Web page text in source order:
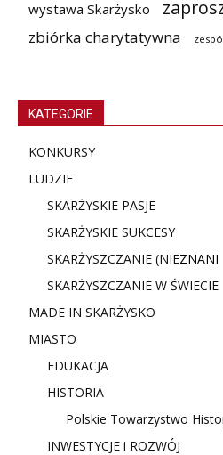
wystawa Skarżysko
zbiórka charytatywna
KATEGORIE
KONKURSY
LUDZIE
SKARŻYSKIE PASJE
SKARŻYSKIE SUKCESY
SKARŻYSZCZANIE (NIEZNANI
SKARŻYSZCZANIE W ŚWIECIE
MADE IN SKARŻYSKO
MIASTO
EDUKACJA
HISTORIA
Polskie Towarzystwo
INWESTYCJE i ROZWÓJ